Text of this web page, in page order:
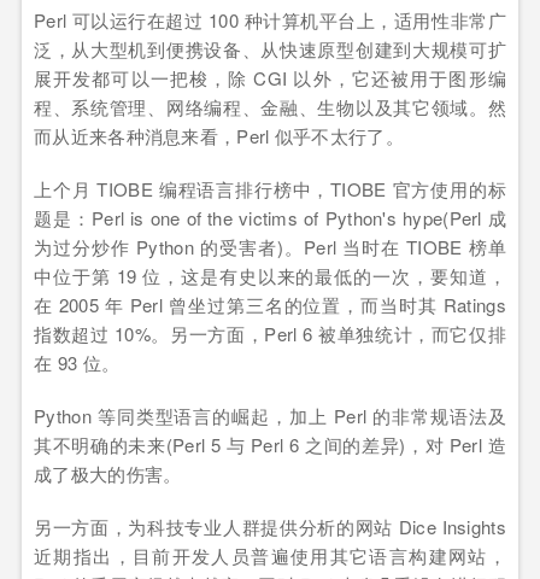
Perl 可以运行在超过 100 种计算机平台上，适用性非常广
泛，从大型机到便携设备、从快速原型创建到大规模可扩
展开发都可以一把梭，除 CGI 以外，它还被用于图形编
程、系统管理、网络编程、金融、生物以及其它领域。然
而从近来各种消息来看，Perl 似乎不太行了。
上个月 TIOBE 编程语言排行榜中，TIOBE 官方使用的标
题是：Perl is one of the victims of Python's hype(Perl 成
为过分炒作 Python 的受害者)。Perl 当时在 TIOBE 榜单
中位于第 19 位，这是有史以来的最低的一次，要知道，
在 2005 年 Perl 曾坐过第三名的位置，而当时其 Ratings
指数超过 10%。另一方面，Perl 6 被单独统计，而它仅排
在 93 位。
Python 等同类型语言的崛起，加上 Perl 的非常规语法及
其不明确的未来(Perl 5 与 Perl 6 之间的差异)，对 Perl 造
成了极大的伤害。
另一方面，为科技专业人群提供分析的网站 Dice Insights
近期指出，目前开发人员普遍使用其它语言构建网站，